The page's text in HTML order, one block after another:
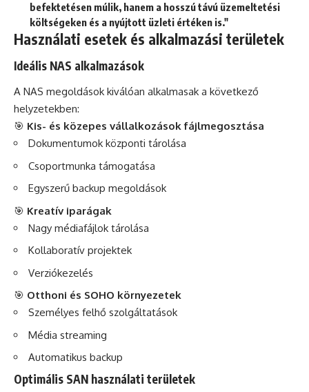
befektetésen múlik, hanem a hosszú távú üzemeltetési
költségeken és a nyújtott üzleti értéken is."
Használati esetek és alkalmazási területek
Ideális NAS alkalmazások
A NAS megoldások kiválóan alkalmasak a következő
helyzetekben:
🎯 Kis- és közepes vállalkozások fájlmegosztása
Dokumentumok központi tárolása
Csoportmunka támogatása
Egyszerű backup megoldások
🎯 Kreatív iparágak
Nagy médiafájlok tárolása
Kollaboratív projektek
Verziókezelés
🎯 Otthoni és SOHO környezetek
Személyes felhő szolgáltatások
Média streaming
Automatikus backup
Optimális SAN használati területek